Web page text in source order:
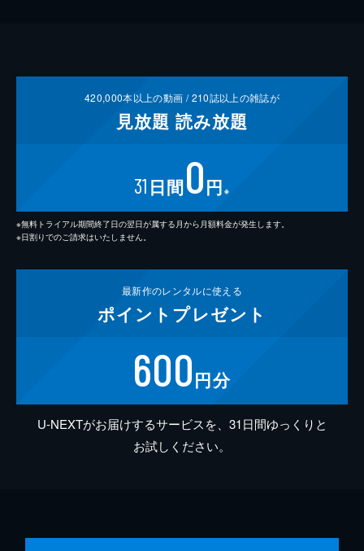
420,000本以上の動画 /210誌以上の雑誌が
見放題 読み放題
31 日間0円 ※
※無料トライアル期間終了日の翌日が属する月から月額料金が発生します。
※日割りでのご請求はいたしません。
最新作のレンタルに使える
ポイント プレゼント
600円分
U-NEXTがお届けするサービスを、31日間ゆっくりと
お試しください。